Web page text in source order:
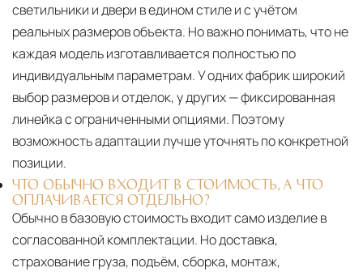
светильники и двери в едином стиле и с учётом
реальных размеров объекта. Но важно понимать, что не
каждая модель изготавливается полностью по
индивидуальным параметрам. У одних фабрик широкий
выбор размеров и отделок, у других — фиксированная
линейка с ограниченными опциями. Поэтому
возможность адаптации лучше уточнять по конкретной
позиции.
ЧТО ОБЫЧНО ВХОДИТ В СТОИМОСТЬ, А ЧТО
ОПЛАЧИВАЕТСЯ ОТДЕЛЬНО?
Обычно в базовую стоимость входит само изделие в
согласованной комплектации. Но доставка,
страхование груза, подъём, сборка, монтаж,